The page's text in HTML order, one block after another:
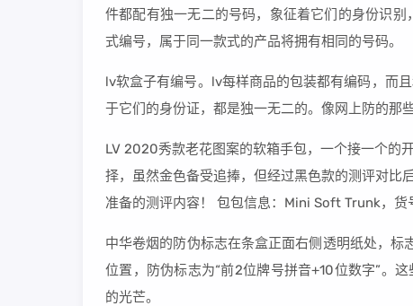
件都配有独一无二的号码，象征着它们的身份识
式编号，属于同一款式的产品将拥有相同的号码。
lv软盒子有编号。lv每样商品的包装都有编码，而
于它们的身份证，都是独一无二的。像网上防的那
LV 2020秀款老花图案的软箱手包，一个接一个的
择，虽然金色备受追捧，但经过黑色款的测评对比
准备的测评内容！ 包包信息：Mini Soft Trunk，货
中华卷烟的防伪标志在条盒正面右侧透明纸处，标
位置，防伪标志为“前2位牌号拼音+10位数字”。
的光芒。